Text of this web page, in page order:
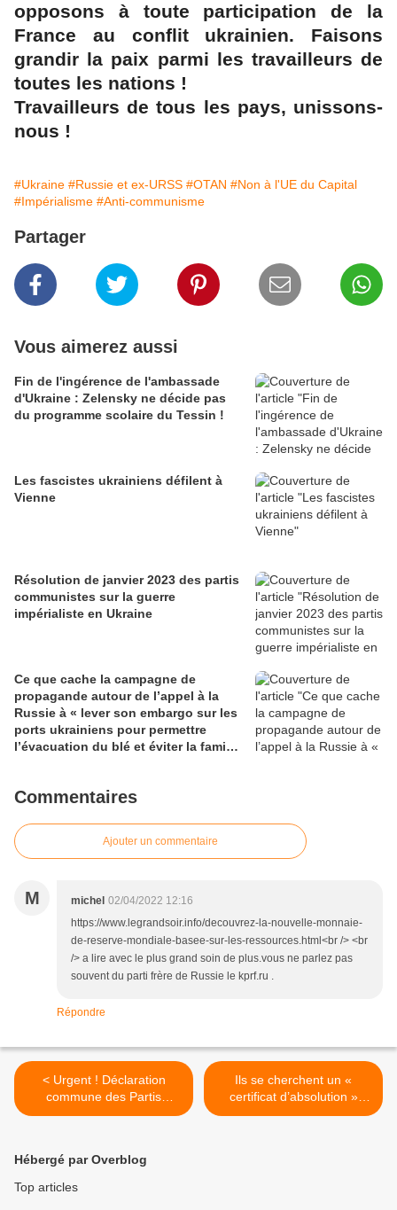
opposons à toute participation de la
France au conflit ukrainien. Faisons
grandir la paix parmi les travailleurs de
toutes les nations !
Travailleurs de tous les pays, unissons-
nous !
#Ukraine #Russie et ex-URSS #OTAN #Non à l'UE du Capital
#Impérialisme #Anti-communisme
Partager
Vous aimerez aussi
Fin de l'ingérence de l'ambassade
d'Ukraine : Zelensky ne décide pas
du programme scolaire du Tessin !
Les fascistes ukrainiens défilent à
Vienne
Résolution de janvier 2023 des partis
communistes sur la guerre
impérialiste en Ukraine
Ce que cache la campagne de
propagande autour de l’appel à la
Russie à « lever son embargo sur les
ports ukrainiens pour permettre
l’évacuation du blé et éviter la famine
Commentaires
Ajouter un commentaire
M michel 02/04/2022 12:16
https://www.legrandsoir.info/decouvrez-la-nouvelle-monnaie-
de-reserve-mondiale-basee-sur-les-ressources.html<br /> <br
/> a lire avec le plus grand soin de plus.vous ne parlez pas
souvent du parti frère de Russie le kprf.ru .
Répondre
< Urgent ! Déclaration
commune des Partis
communistes et des
Ils se cherchent un «
certificat d’absolution »
auprès du drapeau rouge >
Hébergé par Overblog
Top articles